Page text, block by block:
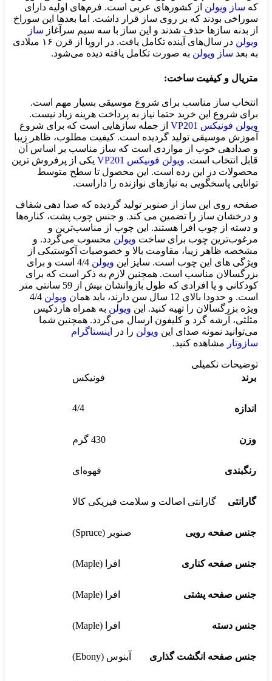
که ساز ویولن از کشورهای عربی است. فرم‌های اولیه دارای
سوراخی بودند که بر روی ساز قرار داشت. اما بعدها این سوراخ
از بدنه سازها حذف شدند و این ساز با سه سیم سرآغاز ساز
ویولن
در سال‌های آینده تکامل یافت. در اروپا از قرن ۱۶ میلادی
به بعد ساز ویولن به صورت تکامل یافته دیده می‌شود.
متریال و کیفیت ساخت:
انتخاب ساز مناسب برای شروع موسیقی بسیار مهم است.
برای شروع این خرید حتما نیاز به پرداخت هرینه زیاد نیست.
ویولن فونیکس VP201
از جمله سازهایی است که برای شروع
آموزش موسیقی تولید گردیده است. کیفیت مطلوب، ظاهر زیبا
و صدادهی خوب از مواردی است که ساز مناسب بر اساس آن
قابل انتخاب است. ویولن فونیکس VP201
یکی از پرفروش ترین
محصولات در این رده است. این محصول تا سطح متوسط
توانایی پاسخگویی به نیازهای نوازنده را داراست.
صفحه روی این ساز از صنوبر تولید گردیده که صدا دهی شفاف
و درخشان ساز را تضمین می کند. و جنس چوب پشت، کناره‌ها
و دسته از چوب افرا هستند. این چوب از مناسب‌ترین و
مرغوب‌ترین چوب برای ساخت ویولن محسوب می‌گردد. و
مشخصه ظاهر زیبا، مقاومت بالا و خصوصیات آکوستیکی از
ویژگی های این چوب است. سایز این ویولن
4/4 است و برای
بزرگسالان مناسب است. همچنین لازم به ذکر است که برای
کودکانی و یا افرادی که طول بازوانشان بیش از 59 سانتی متر
است. و حدودا بالای 12 سال سن دارند، باید همان
ویولن 4/4
ویژه بزرگسالان را تهیه کنید. این ویولن به همراه هاردکیس
مثلثی، آرشه گرد و کلیفون ارسال می‌گردد. همچنین شما
می‌توانید نمونه صدای این ویولن را در
اینستاگرام
سازوتار مشاهده کنید.
توضیحات تکمیلی
برند
فونیکس
اندازه 4/4
وزن 430 گرم
رنگبندی قهوه‌ای
گارانتی گارانتی اصالت و سلامت فیزیکی کالا
جنس صفحه رویی صنوبر (Spruce)
جنس صفحه کناری افرا (Maple)
جنس صفحه پشتی افرا (Maple)
جنس دسته افرا (Maple)
جنس صفحه انگشت گذاری آبنوس (Ebony)